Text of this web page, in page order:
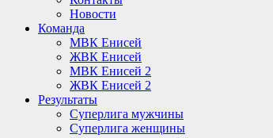
Новости
Команда
МВК Енисей
ЖВК Енисей
МВК Енисей 2
ЖВК Енисей 2
Результаты
Суперлига мужчины
Суперлига женщины